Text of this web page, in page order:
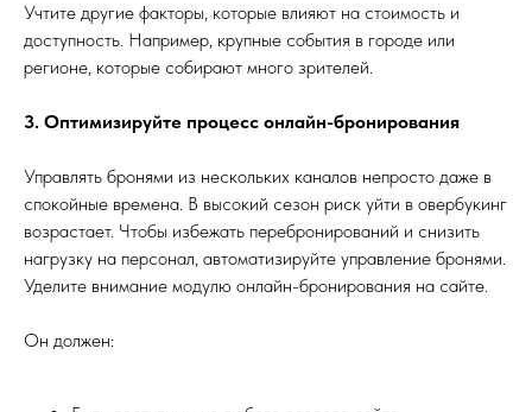
Учтите другие факторы, которые влияют на стоимость и
доступность. Например, крупные события в городе или
регионе, которые собирают много зрителей.
3. Оптимизируйте процесс онлайн-бронирования
Управлять бронями из нескольких каналов непросто даже в
спокойные времена. В высокий сезон риск уйти в овербукинг
возрастает. Чтобы избежать перебронирований и снизить
нагрузку на персонал, автоматизируйте управление бронями.
Уделите внимание модулю онлайн-бронирования на сайте.
Он должен: